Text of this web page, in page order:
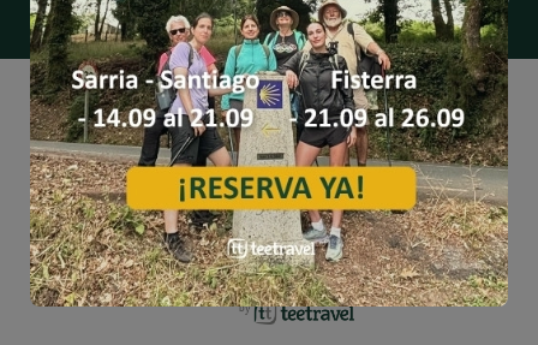
individuales con el sello Culture & Nature
PARA VIAJEROS
ESPECIALIZADO EN CICLOTURISMO